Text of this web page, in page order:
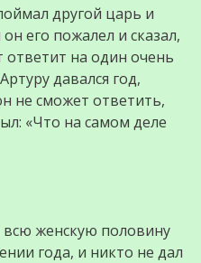
другой царь и
его пожалел и сказал,
ответит на один очень
давался год,
не сможет ответить,
«Что на самом деле
женскую половину
года, и никто не дал